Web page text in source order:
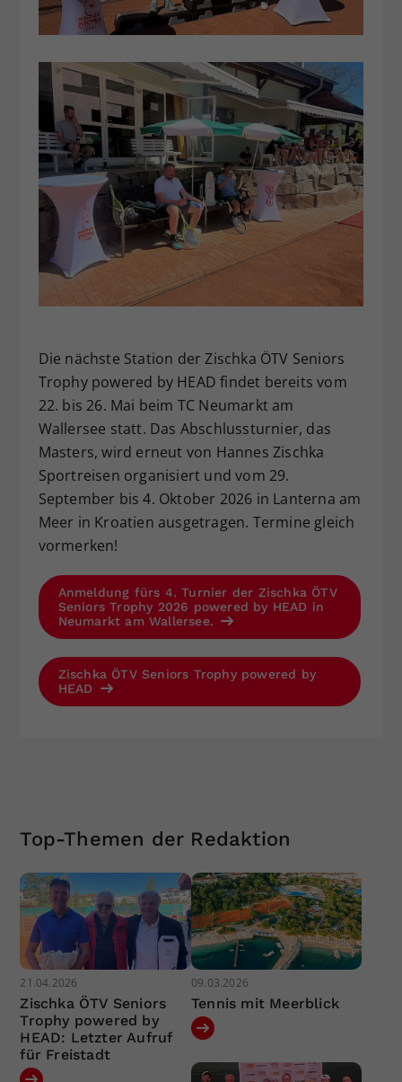
Die nächste Station der Zischka ÖTV Seniors
Trophy powered by HEAD findet bereits vom
22. bis 26. Mai beim TC Neumarkt am
Wallersee statt. Das Abschlussturnier, das
Masters, wird erneut von Hannes Zischka
Sportreisen organisiert und vom 29.
September bis 4. Oktober 2026 in Lanterna am
Meer in Kroatien ausgetragen. Termine gleich
vormerken!
Anmeldung fürs 4. Turnier der Zischka ÖTV
Seniors Trophy 2026 powered by HEAD in
Neumarkt am Wallersee.
Zischka ÖTV Seniors Trophy powered by
HEAD
Top-Themen der Redaktion
21.04.2026
Zischka ÖTV Seniors
Trophy powered by
HEAD: Letzter Aufruf
für Freistadt
09.03.2026
Tennis mit Meerblick